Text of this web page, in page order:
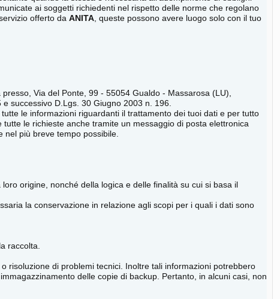
ai soggetti richiedenti nel rispetto delle norme che regolano
offerto da ANITA, queste possono avere luogo solo con il tuo
Via del Ponte, 99 - 55054 Gualdo - Massarosa (LU),
successivo D.Lgs. 30 Giugno 2003 n. 196.
le informazioni riguardanti il trattamento dei tuoi dati e per tutto
le richieste anche tramite un messaggio di posta elettronica
nel più breve tempo possibile.
origine, nonché della logica e delle finalità su cui si basa il
la conservazione in relazione agli scopi per i quali i dati sono
raccolta.
risoluzione di problemi tecnici. Inoltre tali informazioni potrebbero
delle copie di backup. Pertanto, in alcuni casi, non